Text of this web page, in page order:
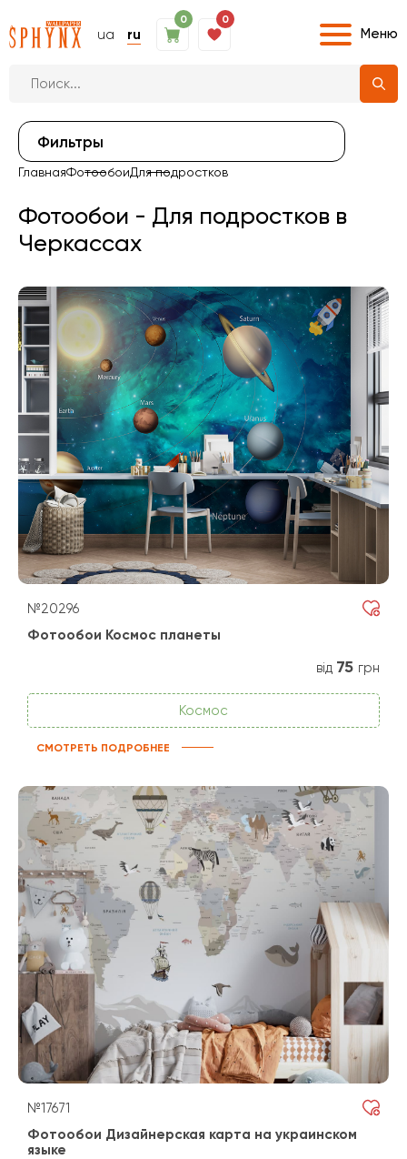
ua ru
0 0
Меню
Фильтры
ГлавнаяФотообоиДля подростков
Фотообои - Для подростков в
Черкассах
№20296
Фотообои Космос планеты
від 75 грн
Космос
СМОТРЕТЬ ПОДРОБНЕЕ
№17671
Фотообои Дизайнерская карта на украинском
языке